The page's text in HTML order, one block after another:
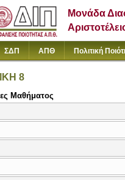
Μονάδα
ΣΔΠ ΑΠΘ Πολιτική
8
Μαθήματος